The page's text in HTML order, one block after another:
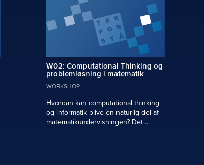
W02: Computational Thinking og
problemløsning i matematik
WORKSHOP
Hvordan kan computational thinking
og informatik blive en naturlig del af
matematikundervisningen? Det ...